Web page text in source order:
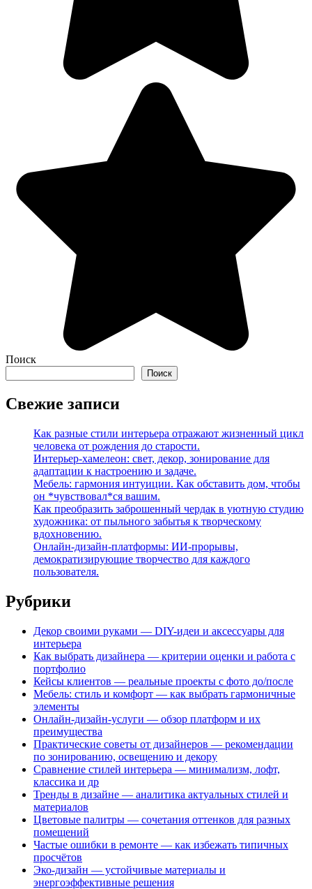
Поиск
Поиск
Свежие записи
Как разные стили интерьера отражают жизненный цикл
человека от рождения до старости.
Интерьер-хамелеон: свет, декор, зонирование для
адаптации к настроению и задаче.
Мебель: гармония интуиции. Как обставить дом, чтобы
он *чувствовал*ся вашим.
Как преобразить заброшенный чердак в уютную студию
художника: от пыльного забытья к творческому
вдохновению.
Онлайн-дизайн-платформы: ИИ-прорывы,
демократизирующие творчество для каждого
пользователя.
Рубрики
Декор своими руками — DIY-идеи и аксессуары для
интерьера
Как выбрать дизайнера — критерии оценки и работа с
портфолио
Кейсы клиентов — реальные проекты с фото до/после
Мебель: стиль и комфорт — как выбрать гармоничные
элементы
Онлайн-дизайн-услуги — обзор платформ и их
преимущества
Практические советы от дизайнеров — рекомендации
по зонированию, освещению и декору
Сравнение стилей интерьера — минимализм, лофт,
классика и др
Тренды в дизайне — аналитика актуальных стилей и
материалов
Цветовые палитры — сочетания оттенков для разных
помещений
Частые ошибки в ремонте — как избежать типичных
просчётов
Эко-дизайн — устойчивые материалы и
энергоэффективные решения